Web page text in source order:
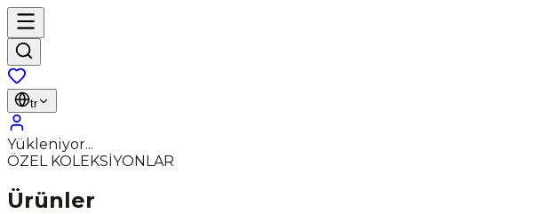
tr
Yükleniyor...
ÖZEL KOLEKSİYONLAR
Ürünler